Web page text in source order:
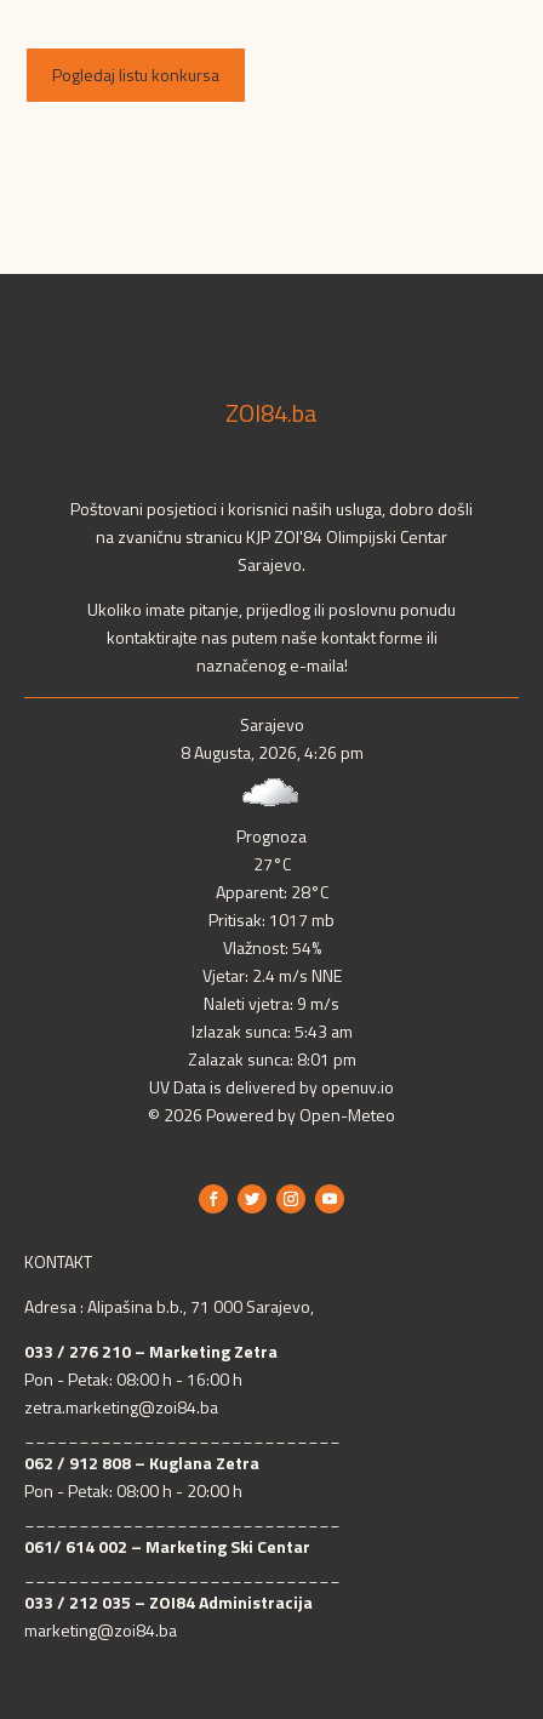
Pogledaj listu konkursa
ZOI84.ba
Poštovani posjetioci i korisnici naših usluga, dobro došli
na zvaničnu stranicu KJP ZOI'84 Olimpijski Centar
Sarajevo.
Ukoliko imate pitanje, prijedlog ili poslovnu ponudu
kontaktirajte nas putem naše kontakt forme ili
naznačenog e-maila!
Sarajevo
8 Augusta, 2026, 4:26 pm
Prognoza
27°C
Apparent: 28°C
Pritisak: 1017 mb
Vlažnost: 54%
Vjetar: 2.4 m/s NNE
Naleti vjetra: 9 m/s
Izlazak sunca: 5:43 am
Zalazak sunca: 8:01 pm
UV Data is delivered by openuv.io
© 2026 Powered by Open-Meteo
KONTAKT
Adresa : Alipašina b.b., 71 000 Sarajevo,
033 / 276 210 – Marketing Zetra
Pon - Petak: 08:00 h - 16:00 h
zetra.marketing@zoi84.ba
062 / 912 808 – Kuglana Zetra
Pon - Petak: 08:00 h - 20:00 h
061/ 614 002 – Marketing Ski Centar
033 / 212 035 – ZOI84 Administracija
marketing@zoi84.ba